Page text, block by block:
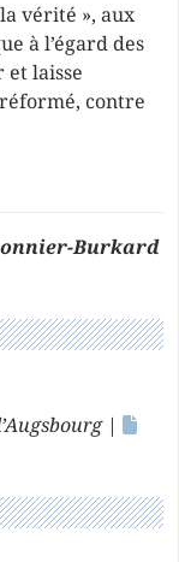
vérité », aux
à l’égard des
et laisse
contre
Burkard
|